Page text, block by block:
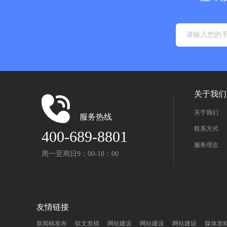
服务热线
400-689-8801
周一至周日9：00-18：00
关于我们
关于我们
联系方式
服务理念
友情链接
新闻稿发布 软文发稿 网站建设 网站建设 网站建设 媒体发